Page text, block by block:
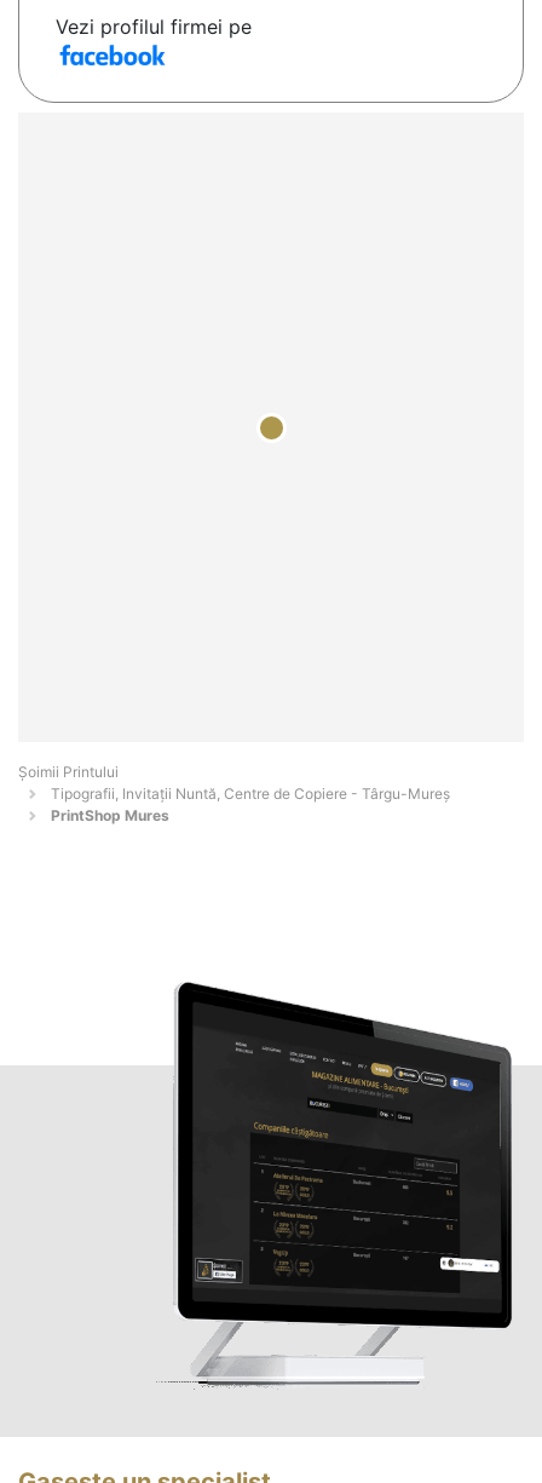
Vezi profilul firmei pe
Şoimii Printului
Tipografii, Invitații Nuntă, Centre de Copiere - Târgu-Mureş
PrintShop Mures